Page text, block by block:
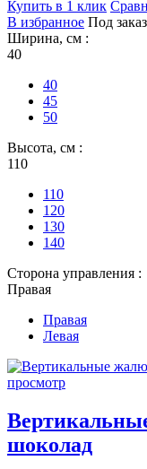
Купить в 1 клик
В избранное Под заказ
Ширина, см :
40
40
45
50
Высота, см :
110
110
120
130
140
Сторона управления :
Правая
Правая
Левая
просмотр
шоколад